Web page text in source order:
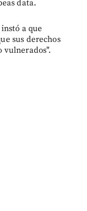
data.
a que
sus derechos
vulnerados".